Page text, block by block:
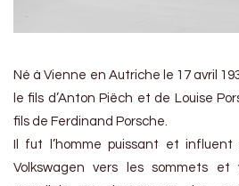
Né à Vienne en Autriche le 17 avril
le fils d’Anton Piëch et de Louise
fils de Ferdinand Porsche.
Il fut l’homme puissant et
Volkswagen vers les sommets et